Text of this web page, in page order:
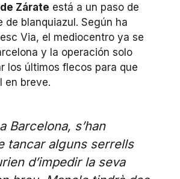
Zárate está a un paso de
de blanquiazul. Según ha
Via, el mediocentro ya se
y la operación solo
los últimos flecos para que
en breve.
Barcelona, s’han
tancar alguns serrells
d’impedir la seva